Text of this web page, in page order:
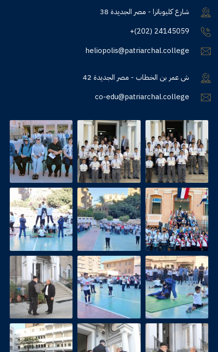
38 شارع كليوباترا - مصر الجديدة
+(202) 24145059
heliopolis@patriarchal.college
42 ش عمر بن الخطاب - مصر الجديدة
co-edu@patriarchal.college